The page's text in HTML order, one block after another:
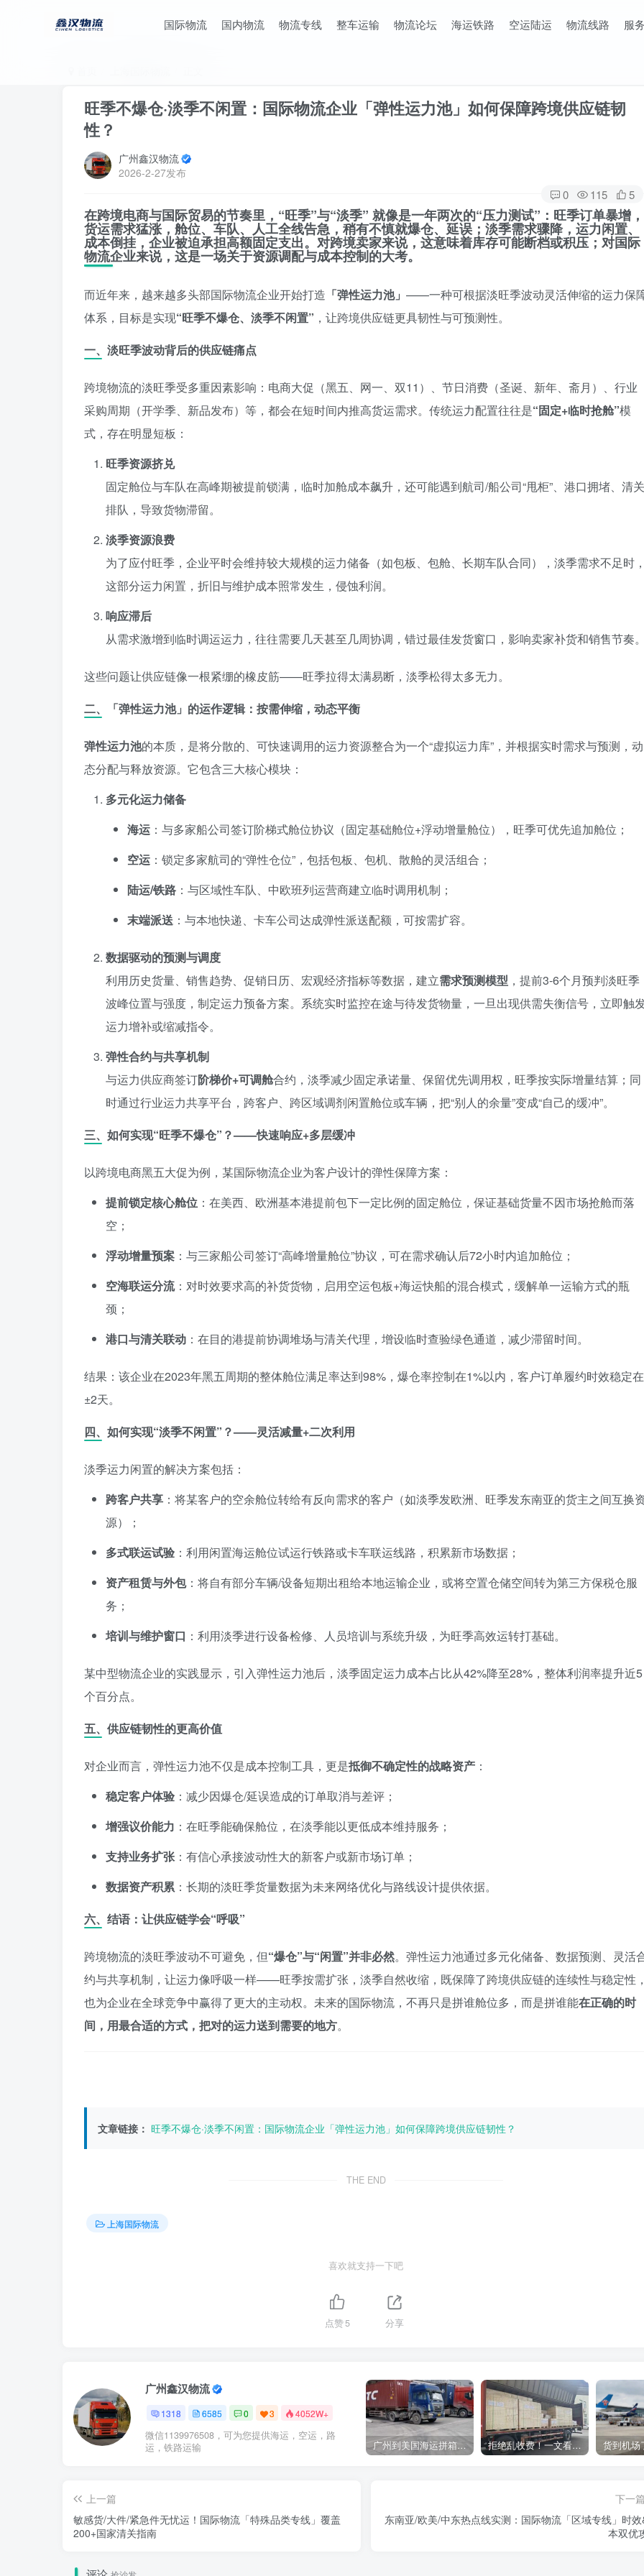
国际物流 国内物流 物流专线 整车运输 物流论坛 海运铁路 空运陆运 物流线路 服
旺季不爆仓·淡季不闲置：国际物流企业「弹性运力池」如何保障跨境供应链韧
性？
广州鑫汉物流
2026-2-27发布
0 115 5
在跨境电商与国际贸易的节奏里， “旺季”与“淡季” 就像是一年两次的“压力测试”：旺季订单暴增，
货运需求猛涨，舱位、车队、人工全线告急，稍有不慎就爆仓、延误；淡季需求骤降，运力闲置、
成本倒挂，企业被迫承担高额固定支出。对跨境卖家来说，这意味着库存可能断档或积压；对国际
物流企业来说，这是一场关于资源调配与成本控制的大考。
而近年来，越来越多头部国际物流企业开始打造 「弹性运力池」 ——一种可根据淡旺季波动灵活伸缩的运力保
体系，目标是实现“旺季不爆仓、淡季不闲置” ，让跨境供应链更具韧性与可预测性。
一、淡旺季波动背后的供应链痛点
跨境物流的淡旺季受多重因素影响：电商大促（黑五、网一、双11）、节日消费（圣诞、新年、斋月）、行业
采购周期（开学季、新品发布）等，都会在短时间内推高货运需求。传统运力配置往往是“固定+临时抢舱”模
式，存在明显短板：
旺季资源挤兑
固定舱位与车队在高峰期被提前锁满，临时加舱成本飙升，还可能遇到航司/船公司“甩柜”、港口拥堵、清关
排队，导致货物滞留。
淡季资源浪费
为了应付旺季，企业平时会维持较大规模的运力储备（如包板、包舱、长期车队合同），淡季需求不足时
这部分运力闲置，折旧与维护成本照常发生，侵蚀利润。
响应滞后
从需求激增到临时调运运力，往往需要几天甚至几周协调，错过最佳发货窗口，影响卖家补货和销售节奏
这些问题让供应链像一根紧绷的橡皮筋——旺季拉得太满易断，淡季松得太多无力。
二、「弹性运力池」的运作逻辑：按需伸缩，动态平衡
弹性运力池的本质，是将分散的、可快速调用的运力资源整合为一个“虚拟运力库”，并根据实时需求与预测，动
态分配与释放资源。它包含三大核心模块：
多元化运力储备
海运 ：与多家船公司签订阶梯式舱位协议（固定基础舱位+浮动增量舱位），旺季可优先追加舱位；
空运 ：锁定多家航司的“弹性仓位”，包括包板、包机、散舱的灵活组合；
陆运/铁路 ：与区域性车队、中欧班列运营商建立临时调用机制；
末端派送 ：与本地快递、卡车公司达成弹性派送配额，可按需扩容。
数据驱动的预测与调度
利用历史货量、销售趋势、促销日历、宏观经济指标等数据，建立需求预测模型 ，提前3-6个月预判淡旺季
波峰位置与强度，制定运力预备方案。系统实时监控在途与待发货物量，一旦出现供需失衡信号，立即触
运力增补或缩减指令。
弹性合约与共享机制
与运力供应商签订阶梯价+可调舱合约，淡季减少固定承诺量、保留优先调用权，旺季按实际增量结算；同
时通过行业运力共享平台，跨客户、跨区域调剂闲置舱位或车辆，把“别人的余量”变成“自己的缓冲”。
三、如何实现“旺季不爆仓”？——快速响应+多层缓冲
以跨境电商黑五大促为例，某国际物流企业为客户设计的弹性保障方案：
提前锁定核心舱位 ：在美西、欧洲基本港提前包下一定比例的固定舱位，保证基础货量不因市场抢舱而落
空；
浮动增量预案 ：与三家船公司签订“高峰增量舱位”协议，可在需求确认后72小时内追加舱位；
空海联运分流：对时效要求高的补货货物，启用空运包板+海运快船的混合模式，缓解单一运输方式的瓶
颈；
港口与清关联动 ：在目的港提前协调堆场与清关代理，增设临时查验绿色通道，减少滞留时间。
结果：该企业在2023年黑五周期的整体舱位满足率达到98%，爆仓率控制在1%以内，客户订单履约时效稳定在
±2天。
四、如何实现“淡季不闲置”？——灵活减量+二次利用
淡季运力闲置的解决方案包括：
跨客户共享 ：将某客户的空余舱位转给有反向需求的客户（如淡季发欧洲、旺季发东南亚的货主之间互换
源）；
多式联运试验 ：利用闲置海运舱位试运行铁路或卡车联运线路，积累新市场数据；
资产租赁与外包：将自有部分车辆/设备短期出租给本地运输企业，或将空置仓储空间转为第三方保税仓服
务；
培训与维护窗口 ：利用淡季进行设备检修、人员培训与系统升级，为旺季高效运转打基础。
某中型物流企业的实践显示，引入弹性运力池后，淡季固定运力成本占比从42%降至28%，整体利润率提升近5
个百分点。
五、供应链韧性的更高价值
对企业而言，弹性运力池不仅是成本控制工具，更是抵御不确定性的战略资产 ：
稳定客户体验 ：减少因爆仓/延误造成的订单取消与差评；
增强议价能力 ：在旺季能确保舱位，在淡季能以更低成本维持服务；
支持业务扩张：有信心承接波动性大的新客户或新市场订单；
数据资产积累 ：长期的淡旺季货量数据为未来网络优化与路线设计提供依据。
六、结语：让供应链学会“呼吸”
跨境物流的淡旺季波动不可避免，但“爆仓”与“闲置”并非必然。弹性运力池通过多元化储备、数据预测、灵活
约与共享机制，让运力像呼吸一样——旺季按需扩张，淡季自然收缩，既保障了跨境供应链的连续性与稳定性
也为企业在全球竞争中赢得了更大的主动权。未来的国际物流，不再只是拼谁舱位多，而是拼谁能在正确的时
间，用最合适的方式，把对的运力送到需要的地方。
文章链接： 旺季不爆仓·淡季不闲置：国际物流企业「弹性运力池」如何保障跨境供应链韧性？
THE END
上海国际物流
喜欢就支持一下吧
点赞5 分享
广州鑫汉物流
1318 6585 0 3 4052W+
微信1139976508，可为您提供海运，空运，路
运，铁路运输
广州到美国海运拼箱多少钱？2024年最新运费构成+隐藏费用避坑指南 拒绝乱收费！一文看懂中国货代计费套路，教你避开所有隐形坑
上一篇
敏感货/大件/紧急件无忧运！国际物流「特殊品类专线」覆盖
200+国家清关指南
下一
东南亚/欧美/中东热点线实测：国际物流「区域专线」时
本双优